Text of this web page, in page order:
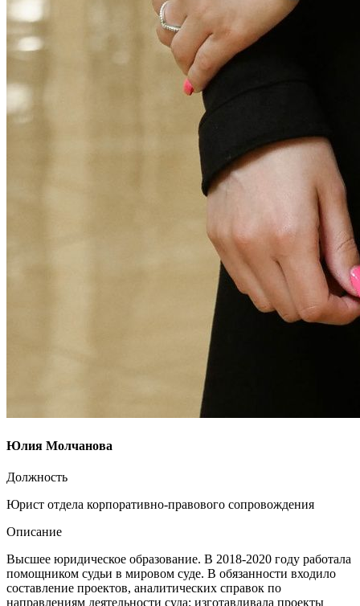
Юлия Молчанова
Должность
Юрист отдела корпоративно-правового сопровождения
Описание
Высшее юридическое образование. В 2018-2020 году работала
помощником судьи в мировом суде. В обязанности входило
составление проектов, аналитических справок по
направлениям деятельности суда; изготавливала проекты